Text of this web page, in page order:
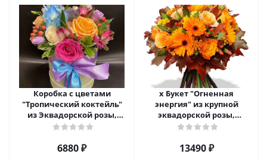
Коробка с цветами
"Тропический коктейль"
из Эквадорской розы,
эустомы, альстромерии
6880 ₽
х Букет "Огненная
энергия" из крупной
эквадорской розы,
гиперикума и гермини.
13490 ₽